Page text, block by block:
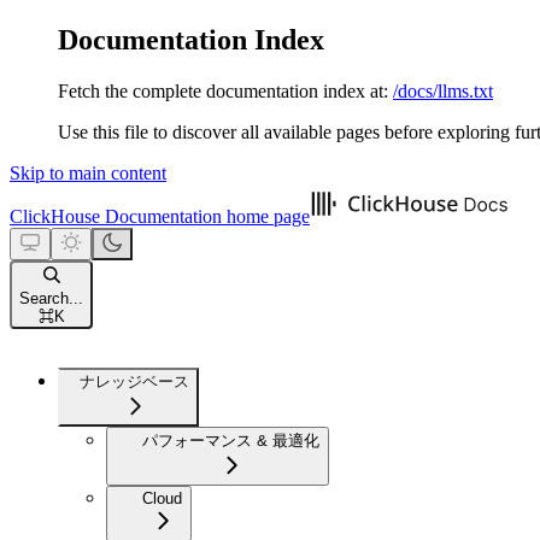
Documentation Index
Fetch the complete documentation index at: /docs/llms.txt
Use this file to discover all available pages before exploring
Skip to main content
ClickHouse Documentation home page
Search...
⌘K
ナレッジベース
パフォーマンス & 最適化
Cloud